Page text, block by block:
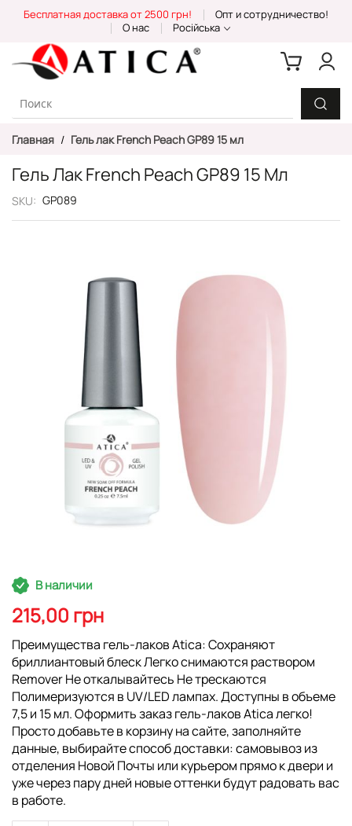
Content
Бесплатная доставка от 2500 грн!
Опт и сотрудничество!
О нас
Російська
Главная Гель лак French Peach GP89 15 мл
Гель Лак French Peach GP89 15 Мл
SKU GP089
изображений
Перейти
к
началу
галереи
изображений
В наличии
215,00 грн
Преимущества гель-лаков Atica: Сохраняют
бриллиантовый блеск Легко снимаются раствором
Remover Не откалывайтесь Не трескаются
Полимеризуются в UV/LED лампах. Доступны в объеме
7,5 и 15 мл. Оформить заказ гель-лаков Atica легко!
Просто добавьте в корзину на сайте, заполняйте
данные, выбирайте способ доставки: самовывоз из
отделения Новой Почты или курьером прямо к двери и
уже через пару дней новые оттенки будут радовать вас
в работе.